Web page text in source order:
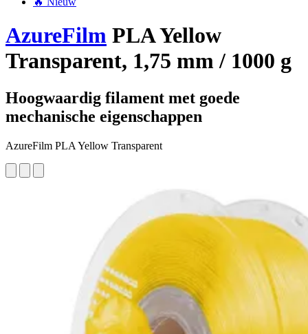
AzureFilm PLA Yellow
Transparent, 1,75 mm / 1000 g
Hoogwaardig filament met goede
mechanische eigenschappen
AzureFilm PLA Yellow Transparent